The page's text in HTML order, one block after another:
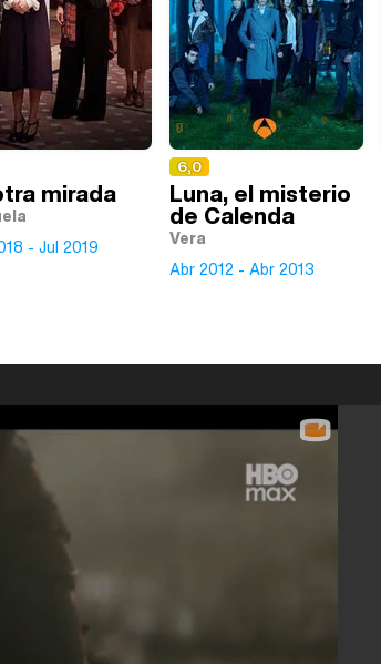
mirada
- Jul 2019
6,0
Luna, el misterio
de Calenda
Vera
Abr 2012 - Abr 2013